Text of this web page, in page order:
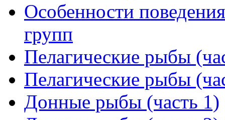
Особенности
групп
Пелагические рыбы
Пелагические рыбы
Донные рыбы (часть 1)